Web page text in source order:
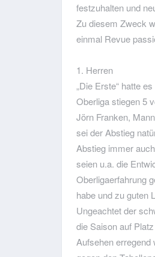
festzuhalten und
Zu diesem Zweck
einmal Revue
1. Herren
„Die Erste“ hatte
Oberliga stiegen 5
Jörn Franken,
sei der Abstieg
Abstieg immer
seien u.a. die
Oberligaerfahrung
habe und zu guten
Ungeachtet der
die Saison auf
Aufsehen